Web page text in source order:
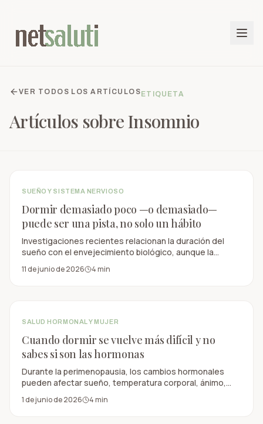
VER TODOS LOS ARTÍCULOS ETIQUETA
Artículos sobreInsomnio
SUEÑO Y SISTEMA NERVIOSO
Dormir demasiado poco —o demasiado—
puede ser una pista, no solo un hábito
Investigaciones recientes relacionan la duración del
sueño con el envejecimiento biológico, aunque la
calidad, regularidad y causas de fondo también
importan.
11 de junio de 2026 4min
SALUD HORMONAL Y MUJER
Cuando dormir se vuelve más difícil y no
sabes si son las hormonas
Durante la perimenopausia, los cambios hormonales
pueden afectar sueño, temperatura corporal, ánimo,
estrés y despertares nocturnos.
1 de junio de 2026 4min